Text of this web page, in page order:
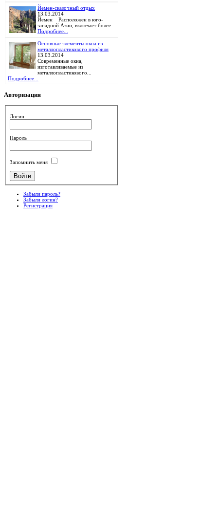
Йемен-сказочный отдых
13.03.2014
Йемен Расположен в юго-
западной Азии, включает более...
Подробнее...
Основные элементы окна из
металлопластикового профиля
13.03.2014
Современные окна,
изготавливаемые из
металлопластикового...
Подробнее...
Авторизация
Логин
Пароль
Запомнить меня
Забыли пароль?
Забыли логин?
Регистрация